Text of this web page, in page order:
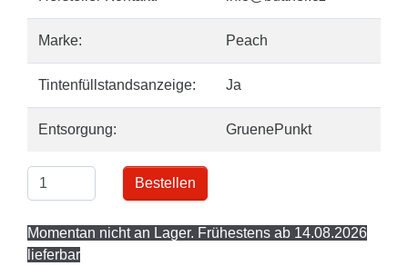
Marke: Peach
Tintenfüllstandsanzeige: Ja
Entsorgung: GruenePunkt
Bestellen
Momentan nicht an Lager. Frühestens ab 14.08.2026
lieferbar